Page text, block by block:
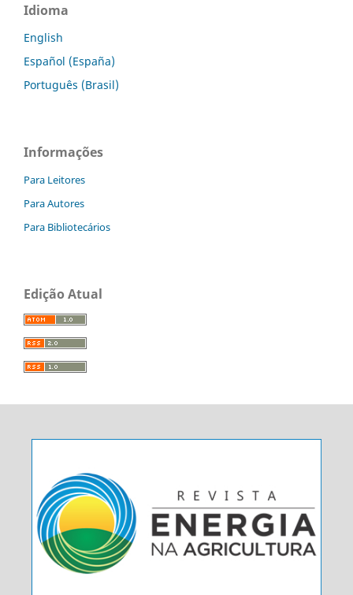
Idioma
English
Español (España)
Português (Brasil)
Informações
Para Leitores
Para Autores
Para Bibliotecários
Edição Atual